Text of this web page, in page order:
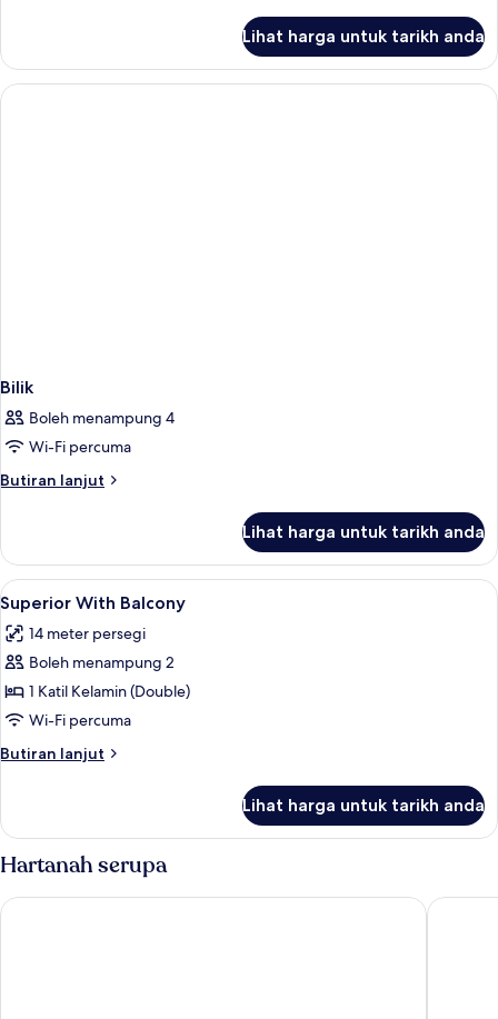
Lihat harga untuk tarikh anda
Bilik
Boleh menampung 4
Wi-Fi percuma
Butiran lanjut
Butiran
Lihat harga untuk tarikh anda
Lihat
semua
foto
untuk
Superior
With
Balcony
Gebar bulu kapas, peti besi dalam
8
Superior With Balcony
14 meter persegi
Boleh menampung 2
1 Katil Kelamin (Double)
Wi-Fi percuma
Butiran lanjut
Butiran
With
Lihat harga untuk tarikh anda
Hartanah serupa
Grand Hotel Tettuccio Hotel